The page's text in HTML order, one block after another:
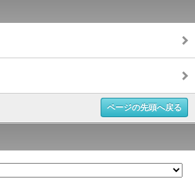
ページの先頭へ戻る